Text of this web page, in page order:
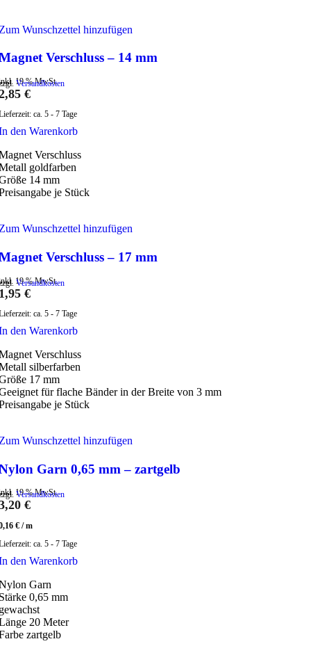
Wunschzettel hinzufügen
Verschluss – 14 mm
19 % MwSt.
Versandkosten
€
ca. 5 - 7 Tage
den Warenkorb
Verschluss
goldfarben
14 mm
je Stück
Wunschzettel hinzufügen
Verschluss – 17 mm
19 % MwSt.
Versandkosten
€
ca. 5 - 7 Tage
den Warenkorb
Verschluss
silberfarben
17 mm
für flache Bänder in der Breite von 3 mm
je Stück
Wunschzettel hinzufügen
Garn 0,65 mm – zartgelb
19 % MwSt.
Versandkosten
€
€ /m
ca. 5 - 7 Tage
den Warenkorb
Garn
0,65 mm
20 Meter
zartgelb